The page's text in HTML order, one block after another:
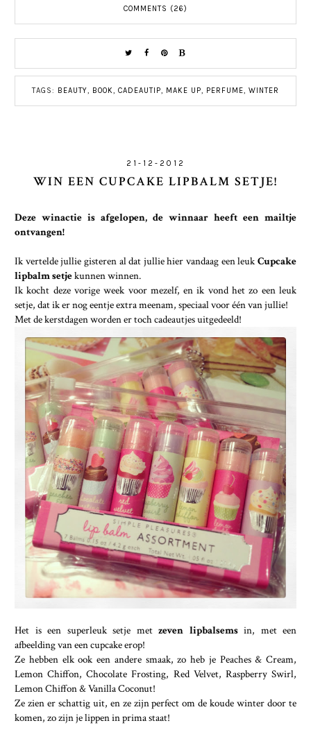
COMMENTS (26)
TAGS: BEAUTY, BOOK, CADEAUTIP, MAKE UP, PERFUME, WINTER
21-12-2012
WIN EEN CUPCAKE LIPBALM SETJE!
Deze winactie is afgelopen, de winnaar heeft een mailtje
ontvangen!
Ik vertelde jullie gisteren al dat jullie hier vandaag een leukCupcake
lipbalm setjekunnen winnen.
Ik kocht deze vorige week voor mezelf, en ik vond het zo een leuk
setje, dat ik er nog eentje extra meenam, speciaal voor één van jullie!
Met de kerstdagen worden er toch cadeautjes uitgedeeld!
Het is een superleuk setje metzeven lipbalsemsin, met een
afbeelding van een cupcake erop!
Ze hebben elk ook een andere smaak, zo heb je Peaches & Cream,
Lemon Chiffon, Chocolate Frosting, Red Velvet, Raspberry Swirl,
Lemon Chiffon & Vanilla Coconut!
Ze zien er schattig uit, en ze zijn perfect om de koude winter door te
komen, zo zijn je lippen in prima staat!